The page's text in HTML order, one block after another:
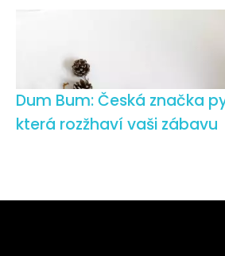
Dum Bum: Česká značka
která rozžhaví vaši zábavu